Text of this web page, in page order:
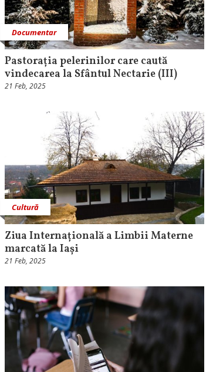
Documentar
Pastorația pelerinilor care caută
vindecarea la Sfântul Nectarie (III)
21 Feb, 2025
Cultură
Ziua Internațională a Limbii Materne
marcată la Iași
21 Feb, 2025